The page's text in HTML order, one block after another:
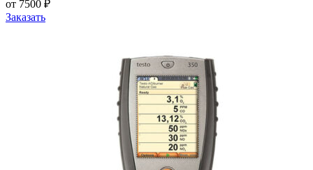
от 7500 ₽
Заказать